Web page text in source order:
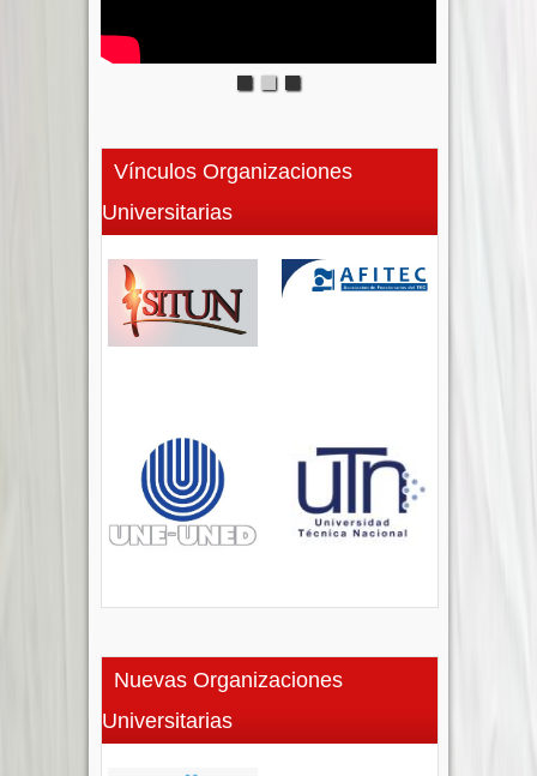
Vínculos Organizaciones
Universitarias
Nuevas Organizaciones
Universitarias